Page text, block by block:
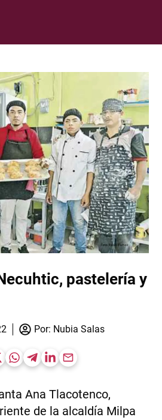
pastelería y
Por: Nubia Salas
Ana Tlacotenco,
de la alcaldía Milpa